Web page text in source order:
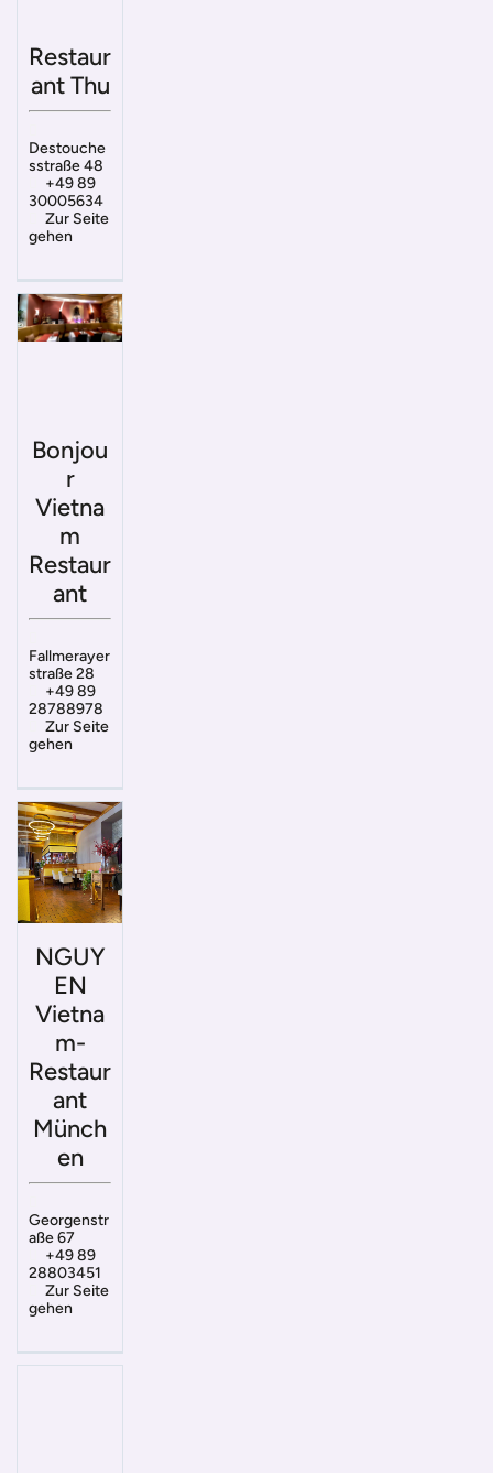
Restaur
ant Thu
Destouche
sstraße 48
+49 89
30005634
Zur Seite
gehen
Bonjou
r
Vietna
m
Restaur
ant
Fallmerayer
straße 28
+49 89
28788978
Zur Seite
gehen
NGUY
EN
Vietna
m-
Restaur
ant
Münch
en
Georgenstr
aße 67
+49 89
28803451
Zur Seite
gehen